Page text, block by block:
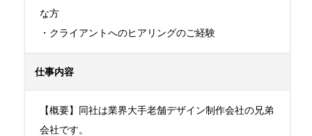
な方
・クライアントへのヒアリングのご経験
仕事内容
【概要】同社は業界大手老舗デザイン制作会社の兄弟
会社です。